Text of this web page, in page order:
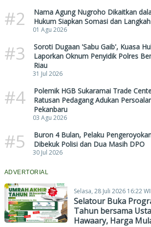
#2
Nama Agung Nugroho Dikaitkan
Hukum Siapkan Somasi dan
01 Agu 2026
#3
Soroti Dugaan 'Sabu Gaib', Kuasa
Laporkan Oknum Penyidik Polres
Riau
31 Jul 2026
#4
Polemik HGB Sukaramai Trade
Ratusan Pedagang Adukan
Pekanbaru
03 Agu 2026
#5
Buron 4 Bulan, Pelaku
Dibekuk Polisi dan Dua Masih DPO
30 Jul 2026
ADVERTORIAL
Selasa, 28 Juli 2026 16:22
Selatour Buka
Tahun bersama
Hawaary, Harga